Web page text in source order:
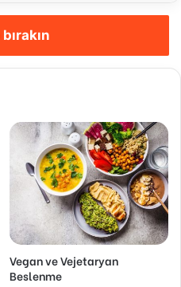
Vegan ve Vejetaryan
Beslenme